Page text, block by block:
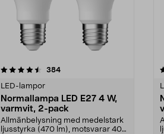
384recensioner
LED-lampor
Normallampa LED E27 4 W,
varmvit, 2-pack
Allmänbelysning med medelstark
ljusstyrka (470 lm), motsvarar 40
4.5 av 5 stjärnor